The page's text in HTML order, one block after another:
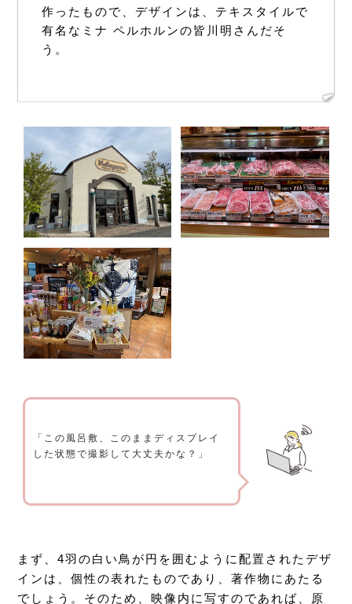
作ったもので、デザインは、テキスタイルで
有名なミナ ペルホルンの皆川明さんだそ
う。
「この風呂敷、このままディスプレイ
した状態で撮影して大丈夫かな？」
まず、4羽の白い鳥が円を囲むように配置されたデザ
インは、個性の表れたものであり、著作物にあたる
でしょう。そのため、映像内に写すのであれば、原